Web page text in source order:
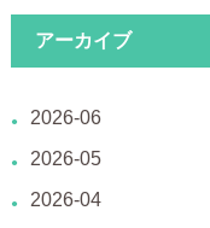
アーカイブ
2026-06
2026-05
2026-04